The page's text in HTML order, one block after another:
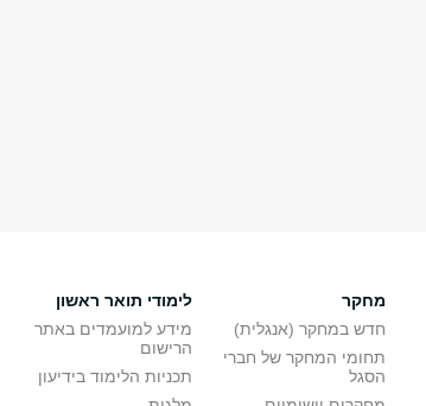
מחקר
חדש במחקר (אנגלית)
תחומי המחקר של חברי
הסגל
לימודי תואר ראשון
מידע למועמדים באתר
הרישום
תכניות הלימוד בידיעון